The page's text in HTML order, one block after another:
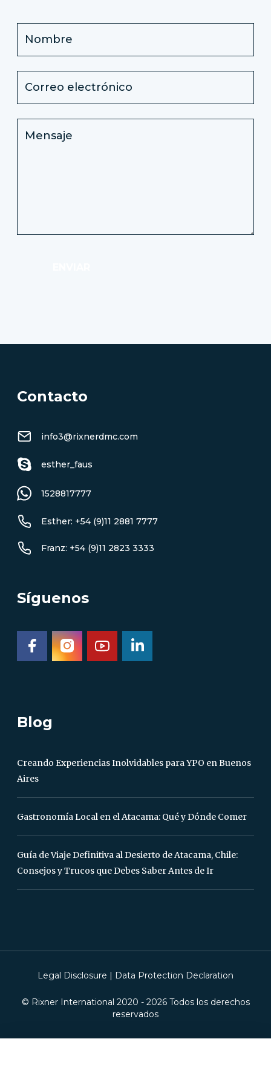
Contacto
info3@rixnerdmc.com
esther_faus
1528817777
Esther: +54 (9)11 2881 7777
Franz: +54 (9)11 2823 3333
Síguenos
Blog
Creando Experiencias Inolvidables para YPO en Buenos
Aires
Gastronomía Local en el Atacama: Qué y Dónde Comer
Guía de Viaje Definitiva al Desierto de Atacama, Chile:
Consejos y Trucos que Debes Saber Antes de Ir
© Rixner International 2020 - 2026Todos los derechos
reservados
Legal Disclosure | Data Protection Declaration